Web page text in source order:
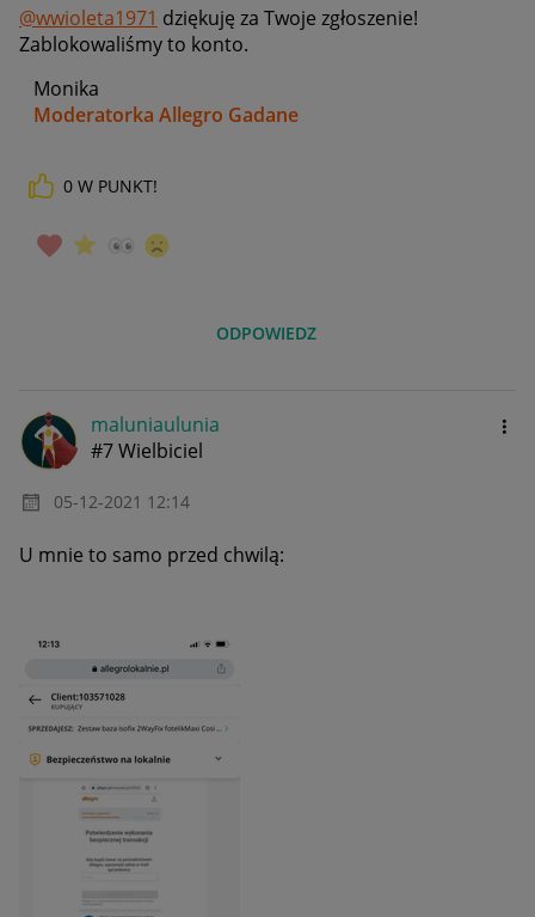
@wwioleta1971 dziękuję za Twoje zgłoszenie!
Zablokowaliśmy to konto.
Monika
Moderatorka Allegro Gadane
0 W PUNKT!
ODPOWIEDZ
maluniaulunia
#7 Wielbiciel
‎05-12-2021 12:14
U mnie to samo przed chwilą: